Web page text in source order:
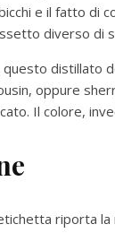
e il fatto di
diverso di
distillato
oppure
Il colore,
riporta